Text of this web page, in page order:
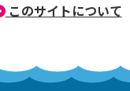
このサイトについて